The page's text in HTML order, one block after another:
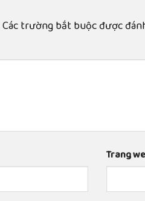
Các trường bắt buộc được
Trang